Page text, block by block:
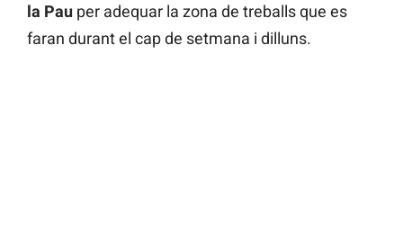
la Pau per adequar la zona de treballs que es
faran durant el cap de setmana i dilluns.